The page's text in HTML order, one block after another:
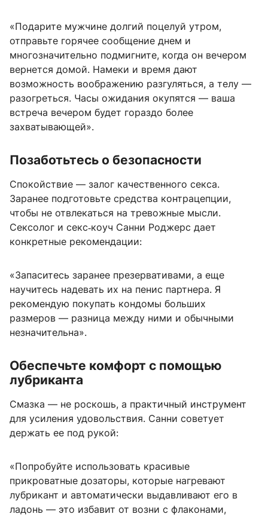
«Подарите мужчине долгий поцелуй утром,
отправьте горячее сообщение днем и
многозначительно подмигните, когда он вечером
вернется домой. Намеки и время дают
возможность воображению разгуляться, а телу —
разогреться. Часы ожидания окупятся — ваша
встреча вечером будет гораздо более
захватывающей».
Позаботьтесь о безопасности
Спокойствие — залог качественного секса.
Заранее подготовьте средства контрацепции,
чтобы не отвлекаться на тревожные мысли.
Сексолог и секс‑коуч Санни Роджерс дает
конкретные рекомендации:
«Запаситесь заранее презервативами, а еще
научитесь надевать их на пенис партнера. Я
рекомендую покупать кондомы больших
размеров — разница между ними и обычными
незначительна».
Обеспечьте комфорт с помощью
лубриканта
Смазка — не роскошь, а практичный инструмент
для усиления удовольствия. Санни советует
держать ее под рукой:
«Попробуйте использовать красивые
прикроватные дозаторы, которые нагревают
лубрикант и автоматически выдавливают его в
ладонь — это избавит от возни с флаконами,